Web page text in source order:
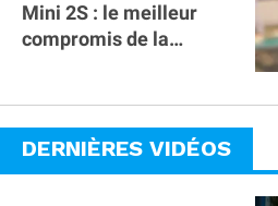
Mini 2S : le meilleur
compromis de la
DERNIÈRES VIDÉOS